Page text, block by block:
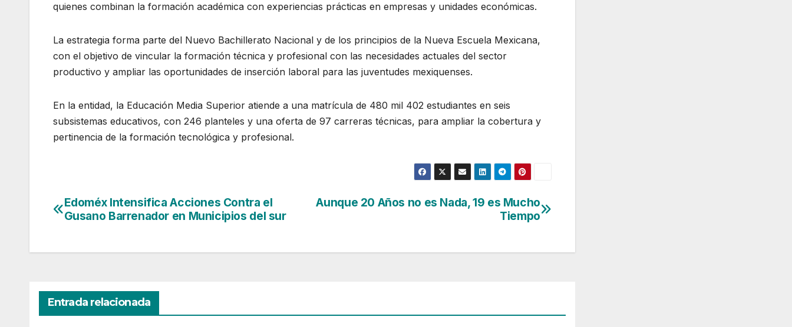
quienes combinan la formación académica con experiencias prácticas en empresas y unidades económicas.
La estrategia forma parte del Nuevo Bachillerato Nacional y de los principios de la Nueva Escuela Mexicana,
con el objetivo de vincular la formación técnica y profesional con las necesidades actuales del sector
productivo y ampliar las oportunidades de inserción laboral para las juventudes mexiquenses.
En la entidad, la Educación Media Superior atiende a una matrícula de 480 mil 402 estudiantes en seis
subsistemas educativos, con 246 planteles y una oferta de 97 carreras técnicas, para ampliar la cobertura y
pertinencia de la formación tecnológica y profesional.
Navegación
entradas
Aunque 20 Años no es Nada, 19 es Mucho
Tiempo
Edoméx Intensifica Acciones Contra el
Gusano Barrenador en Municipios del sur
Entrada relacionada